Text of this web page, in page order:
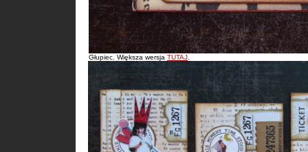
Głupiec. Większa wersja TUTAJ